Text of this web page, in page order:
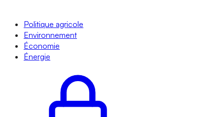
Politique agricole
Environnement
Économie
Énergie